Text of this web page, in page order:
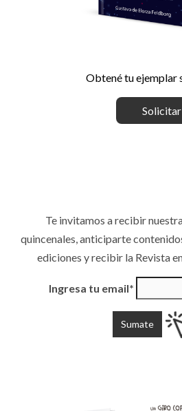
Obtené tu ejemplar
Solicitar
Te invitamos a recibir
quincenales, anticiparte
ediciones y recibir la Revista
Ingresa tu email*